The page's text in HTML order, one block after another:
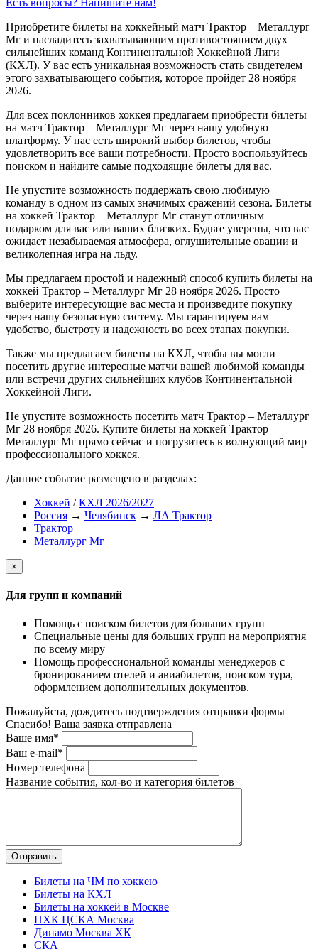
Есть вопросы? Напишите нам!
Приобретите билеты на хоккейный матч Трактор – Металлург
Мг и насладитесь захватывающим противостоянием двух
сильнейших команд Континентальной Хоккейной Лиги
(КХЛ). У вас есть уникальная возможность стать свидетелем
этого захватывающего события, которое пройдет 28 ноября
2026.
Для всех поклонников хоккея предлагаем приобрести билеты
на матч Трактор – Металлург Мг через нашу удобную
платформу. У нас есть широкий выбор билетов, чтобы
удовлетворить все ваши потребности. Просто воспользуйтесь
поиском и найдите самые подходящие билеты для вас.
Не упустите возможность поддержать свою любимую
команду в одном из самых значимых сражений сезона. Билеты
на хоккей Трактор – Металлург Мг станут отличным
подарком для вас или ваших близких. Будьте уверены, что вас
ожидает незабываемая атмосфера, оглушительные овации и
великолепная игра на льду.
Мы предлагаем простой и надежный способ купить билеты на
хоккей Трактор – Металлург Мг 28 ноября 2026. Просто
выберите интересующие вас места и произведите покупку
через нашу безопасную систему. Мы гарантируем вам
удобство, быстроту и надежность во всех этапах покупки.
Также мы предлагаем билеты на КХЛ, чтобы вы могли
посетить другие интересные матчи вашей любимой команды
или встречи других сильнейших клубов Континентальной
Хоккейной Лиги.
Не упустите возможность посетить матч Трактор – Металлург
Мг 28 ноября 2026. Купите билеты на хоккей Трактор –
Металлург Мг прямо сейчас и погрузитесь в волнующий мир
профессионального хоккея.
Данное событие размещено в разделах:
Хоккей /КХЛ 2026/2027
Россия → Челябинск → ЛА Трактор
Трактор
Металлург Мг
×
Для групп и компаний
Помощь с поиском билетов для больших групп
Специальные цены для больших групп на мероприятия
по всему миру
Помощь профессиональной команды менеджеров с
бронированием отелей и авиабилетов, поиском тура,
оформлением дополнительных документов.
Пожалуйста, дождитесь подтверждения отправки формы
Спасибо! Ваша заявка отправлена
Ваше имя*
Ваш e-mail*
Номер телефона
Название события, кол-во и категория билетов
Билеты на ЧМ по хоккею
Билеты на КХЛ
Билеты на хоккей в Москве
ПХК ЦСКА Москва
Динамо Москва ХК
СКА